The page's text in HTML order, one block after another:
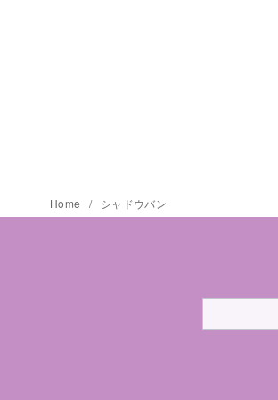
Home シャドウバン